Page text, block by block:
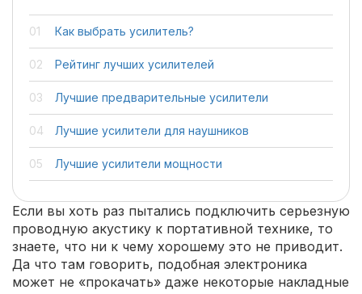
Как выбрать усилитель?
Рейтинг лучших усилителей
Лучшие предварительные усилители
Лучшие усилители для наушников
Лучшие усилители мощности
Если вы хоть раз пытались подключить серьезную
проводную акустику к портативной технике, то
знаете, что ни к чему хорошему это не приводит.
Да что там говорить, подобная электроника
может не «прокачать» даже некоторые накладные